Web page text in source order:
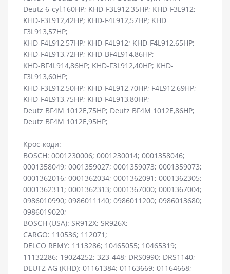
Deutz 6-cyl,160HP; KHD-F3L912,35HP; KHD-F3L912;
KHD-F3L912,42HP; KHD-F4L912,57HP; KHD
F3L913,57HP;
KHD-F4L912,57HP; KHD-F4L912; KHD-F4L912,65HP;
KHD-F4L913,72HP; KHD-BF4L914,86HP;
KHD-BF4L914,86HP; KHD-F3L912,40HP; KHD-
F3L913,60HP;
KHD-F3L912,50HP; KHD-F4L912,70HP; F4L912,69HP;
KHD-F4L913,75HP; KHD-F4L913,80HP;
Deutz BF4M 1012E,75HP; Deutz BF4M 1012E,86HP;
Deutz BF4M 1012E,95HP;
Крос-коди:
BOSCH: 0001230006; 0001230014; 0001358046;
0001358049; 0001359027; 0001359073; 0001359073;
0001362016; 0001362034; 0001362091; 0001362305;
0001362311; 0001362313; 0001367000; 0001367004;
0986010990; 0986011140; 0986011200; 0986013680;
0986019020;
BOSCH (USA): SR912X; SR926X;
CARGO: 110536; 112071;
DELCO REMY: 1113286; 10465055; 10465319;
11132286; 19024252; 323-448; DRS0990; DRS1140;
DEUTZ AG (KHD): 01161384; 01163669; 01164668;